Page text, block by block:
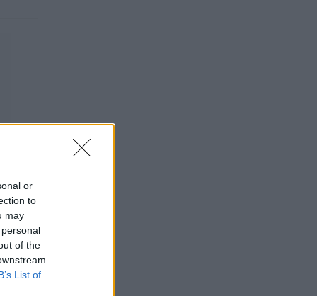
or
to
may
of the
List of